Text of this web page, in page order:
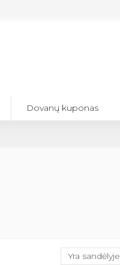
Dovanų kuponas
Yra sandėlyje